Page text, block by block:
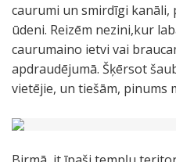
caurumi un smirdīgi
ūdeni. Reizēm nezini,kur
caurumaino ietvi vai
apdraudējumā. Šķērsot
vietējie, un tiešām, pinums